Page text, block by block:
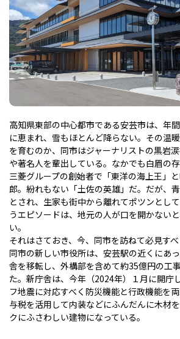
高知県東部の中心都市である安芸市は、年
に恵まれ、雪もほとんど降らない。その温
を育むのか、同市はジャーナリストの黒岩
や著名人を輩出している。なかでも白眉の
三菱グループの創始者で「東洋の海上王」
郎。紛れもない「土佐の英雄」だ。だが、青
とされ、生家も街中から離れてポツンとし
うエピソードは、地元の人が口を開かない
い。
それはさておき、今、同市を訪ねて必見すべ
同市の新しい市役所は、安芸駅の近くにあ
舎を移転し、外構部を含めて約35億円の工
た。新庁舎は、今年（2024年）１月に開庁
フ地震に対応すべく防災機能と行政機能を
与税を活用して内装などにふんだんに木材
クにふさわしい建物になっている。